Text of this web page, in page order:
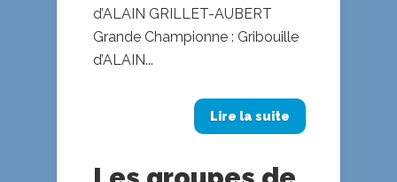
d’ALAIN GRILLET-AUBERT
Grande Championne : Gribouille
d’ALAIN...
Lire la suite